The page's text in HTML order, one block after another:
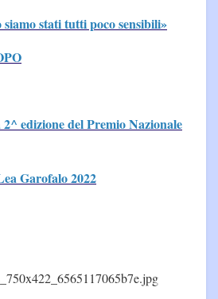
stati tutti poco sensibili»
edizione del Premio Nazionale
Garofalo 2022